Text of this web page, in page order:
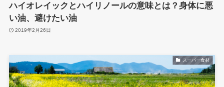
ハイオレイックとハイリノールの意味とは？身体に悪
い油、避けたい油
2019年2月26日
スーパー食材